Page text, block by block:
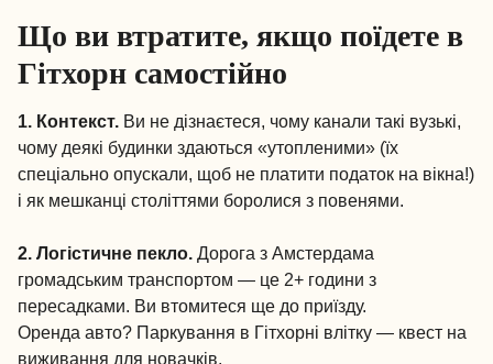
Що ви втратите, якщо поїдете в
Гітхорн самостійно
1. Контекст. Ви не дізнаєтеся, чому канали такі вузькі,
чому деякі будинки здаються «утопленими» (їх
спеціально опускали, щоб не платити податок на вікна!)
і як мешканці століттями боролися з повенями.
2. Логістичне пекло. Дорога з Амстердама
громадським транспортом — це 2+ години з
пересадками. Ви втомитеся ще до приїзду.
Оренда авто? Паркування в Гітхорні влітку — квест на
виживання для новачків.